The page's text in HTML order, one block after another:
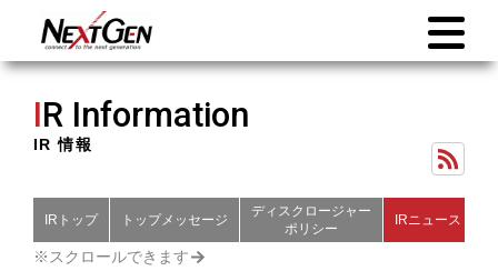
IR Information
IR 情報
IRトップ トップメッセージ
ディスクロージャー
ポリシー
IRニュース